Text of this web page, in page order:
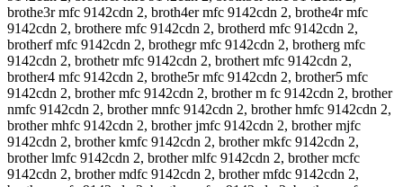
brothe3r mfc 9142cdn 2, broth4er mfc 9142cdn 2, brothe4r mfc
9142cdn 2, brothere mfc 9142cdn 2, brotherd mfc 9142cdn 2,
brotherf mfc 9142cdn 2, brothegr mfc 9142cdn 2, brotherg mfc
9142cdn 2, brothetr mfc 9142cdn 2, brothert mfc 9142cdn 2,
brother4 mfc 9142cdn 2, brothe5r mfc 9142cdn 2, brother5 mfc
9142cdn 2, brother mfc 9142cdn 2, brother m fc 9142cdn 2, brother
nmfc 9142cdn 2, brother mnfc 9142cdn 2, brother hmfc 9142cdn 2,
brother mhfc 9142cdn 2, brother jmfc 9142cdn 2, brother mjfc
9142cdn 2, brother kmfc 9142cdn 2, brother mkfc 9142cdn 2,
brother lmfc 9142cdn 2, brother mlfc 9142cdn 2, brother mcfc
9142cdn 2, brother mdfc 9142cdn 2, brother mfdc 9142cdn 2,